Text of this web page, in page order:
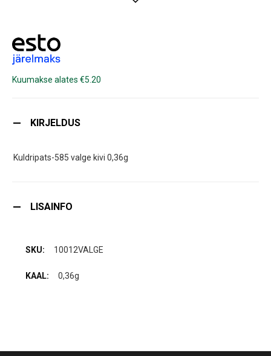
Kuumakse alates €5.20
KIRJELDUS
Kuldripats-585 valge kivi 0,36g
LISAINFO
10012VALGE
0,36g